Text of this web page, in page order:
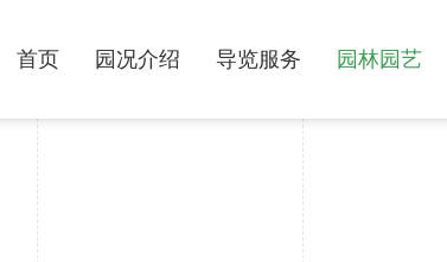
首页 园况介绍 导览服务 园林园艺